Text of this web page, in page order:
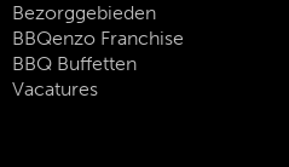
Bezorggebieden
BBQenzo Franchise
BBQ Buffetten
Vacatures